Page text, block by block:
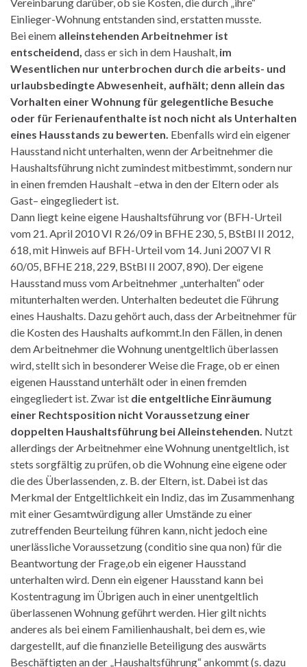
Einlieger-Wohnung entstanden sind, erstatten musste.
Bei einem alleinstehenden Arbeitnehmer ist
entscheidend, dass er sich in dem Haushalt, im
Wesentlichen nur unterbrochen durch die arbeits- und
urlaubsbedingte Abwesenheit, aufhält; denn allein das
Vorhalten einer Wohnung für gelegentliche Besuche
oder für Ferienaufenthalte ist noch nicht als Unterhalten
eines Hausstands zu bewerten. Ebenfalls wird ein eigener
Hausstand nicht unterhalten, wenn der Arbeitnehmer die
Haushaltsführung nicht zumindest mitbestimmt, sondern nur
in einen fremden Haushalt –etwa in den der Eltern oder als
Gast– eingegliedert ist.
Dann liegt keine eigene Haushaltsführung vor (BFH-Urteil
vom 21. April 2010 VI R 26/09 in BFHE 230, 5, BStBl II 2012,
618, mit Hinweis auf BFH-Urteil vom 14. Juni 2007 VI R
60/05, BFHE 218, 229, BStBl II 2007, 890). Der eigene
Hausstand muss vom Arbeitnehmer „unterhalten“ oder
mitunterhalten werden. Unterhalten bedeutet die Führung
eines Haushalts. Dazu gehört auch, dass der Arbeitnehmer für
die Kosten des Haushalts aufkommt.In den Fällen, in denen
dem Arbeitnehmer die Wohnung unentgeltlich überlassen
wird, stellt sich in besonderer Weise die Frage, ob er einen
eigenen Hausstand unterhält oder in einen fremden
eingegliedert ist. Zwar ist die entgeltliche Einräumung
einer Rechtsposition nicht Voraussetzung einer
doppelten Haushaltsführung bei Alleinstehenden. Nutzt
allerdings der Arbeitnehmer eine Wohnung unentgeltlich, ist
stets sorgfältig zu prüfen, ob die Wohnung eine eigene oder
die des Überlassenden, z. B. der Eltern, ist. Dabei ist das
Merkmal der Entgeltlichkeit ein Indiz, das im Zusammenhang
mit einer Gesamtwürdigung aller Umstände zu einer
zutreffenden Beurteilung führen kann, nicht jedoch eine
unerlässliche Voraussetzung (conditio sine qua non) für die
Beantwortung der Frage,ob ein eigener Hausstand
unterhalten wird. Denn ein eigener Hausstand kann bei
Kostentragung im Übrigen auch in einer unentgeltlich
überlassenen Wohnung geführt werden. Hier gilt nichts
anderes als bei einem Familienhaushalt, bei dem es, wie
dargestellt, auf die finanzielle Beteiligung des auswärts
Beschäftigten an der „Haushaltsführung“ ankommt (s. dazu